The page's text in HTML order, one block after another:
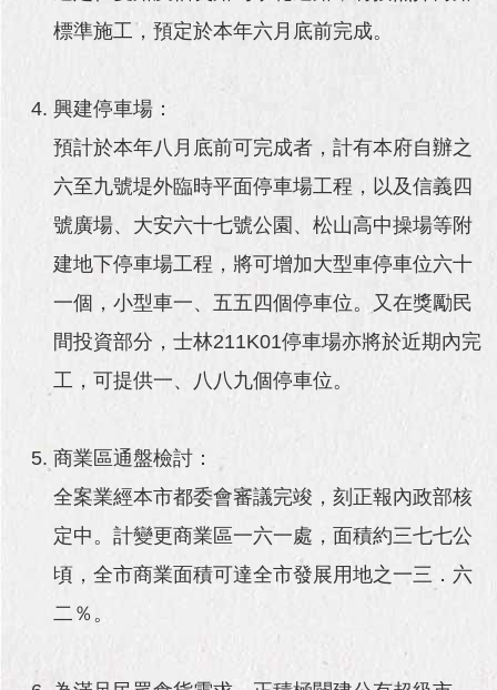
標準施工，預定於本年六月底前完成。
興建停車場：
預計於本年八月底前可完成者，計有本府自辦之
六至九號堤外臨時平面停車場工程，以及信義四
號廣場、大安六十七號公園、松山高中操場等附
建地下停車場工程，將可增加大型車停車位六十
一個，小型車一、五五四個停車位。又在獎勵民
間投資部分，士林211K01停車場亦將於近期內完
工，可提供一、八八九個停車位。
商業區通盤檢討：
全案業經本市都委會審議完竣，刻正報內政部核
定中。計變更商業區一六一處，面積約三七七公
頃，全市商業面積可達全市發展用地之一三．六
二％。